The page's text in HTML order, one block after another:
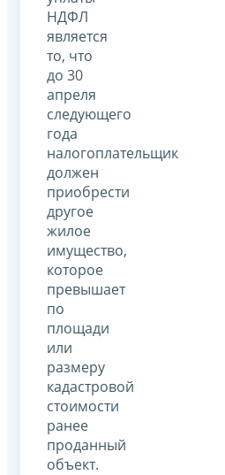
НДФЛ
является
то, что
до 30
апреля
следующего
года
налогоплательщик
должен
приобрести
другое
жилое
имущество,
которое
превышает
по
площади
или
размеру
кадастровой
стоимости
ранее
проданный
объект.